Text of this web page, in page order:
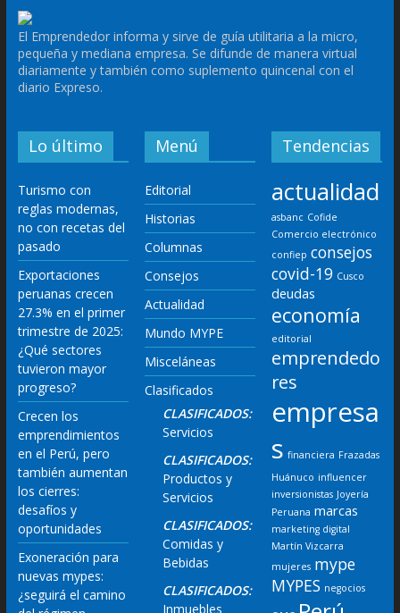
El Emprendedor informa y sirve de guía utilitaria a la micro,
pequeña y mediana empresa. Se difunde de manera virtual
diariamente y también como suplemento quincenal con el
diario Expreso.
Lo último
Turismo con
reglas modernas,
no con recetas del
pasado
Exportaciones
peruanas crecen
27.3% en el primer
trimestre de 2025:
¿Qué sectores
tuvieron mayor
progreso?
Crecen los
emprendimientos
en el Perú, pero
también aumentan
los cierres:
desafíos y
oportunidades
Exoneración para
nuevas mypes:
¿seguirá el camino
Menú
Editorial
Historias
Columnas
Consejos
Actualidad
Mundo MYPE
Misceláneas
Clasificados
CLASIFICADOS:
Servicios
CLASIFICADOS:
Productos y
Servicios
CLASIFICADOS:
Comidas y
Bebidas
CLASIFICADOS:
Inmuebles
Tendencias
actualidad
asbanc Cofide
Comercio electrónico
confiep consejos
covid-19 Cusco
deudas
economía
editorial
emprendedo
res
empresa
s financiera Frazadas
Huánuco influencer
inversionistas Joyería
Peruana marcas
marketing digital
Martín Vizcarra
mujeres mype
MYPES negocios